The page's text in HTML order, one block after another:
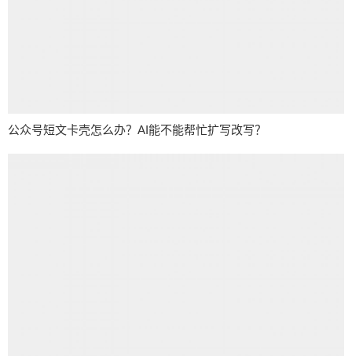
公众号短文卡壳怎么办？AI能不能帮忙扩写改写？